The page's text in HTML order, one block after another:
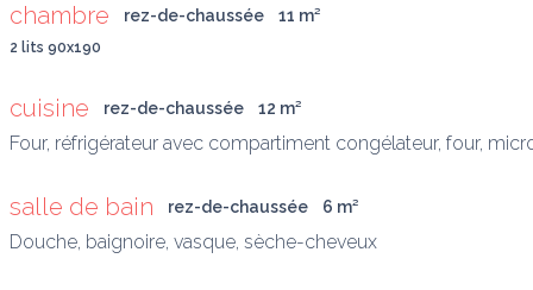
chambre rez-de-chaussée 11 m²
2 lits 90x190
cuisine rez-de-chaussée 12 m²
Four, réfrigérateur avec compartiment congélateur, four,
salle de bain rez-de-chaussée 6 m²
Douche, baignoire, vasque, sèche-cheveux